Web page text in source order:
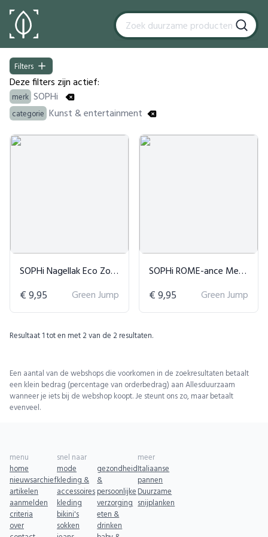
Filters
Filters
Deze filters zijn actief:
merk SOPHi
categorie Kunst & entertainment
Products
SOPHi Nagellak Eco Zonder - Lost in London
€ 9,95 Green Jump
SOPHi ROME-ance Me Nagellak
€ 9,95 Green Jump
Resultaat 1tot en met 2 van de 2 resultaten.
Een aantal van de webshops die voorkomen in de zoekresultaten betaalt
een klein bedrag (percentage van orderbedrag) aan Allesduurzaam
wanneer je iets bij de webshop koopt. Je steunt ons zo, maar betaalt
evenveel.
menu
home
nieuwsarchief
artikelen
aanmelden
criteria
over
snel naar
mode
kleding &
accessoires
kleding
bikini's
sokken
gezondheid
&
persoonlijke
verzorging
eten &
drinken
meer
Italiaanse
pannen
Duurzame
snijplanken